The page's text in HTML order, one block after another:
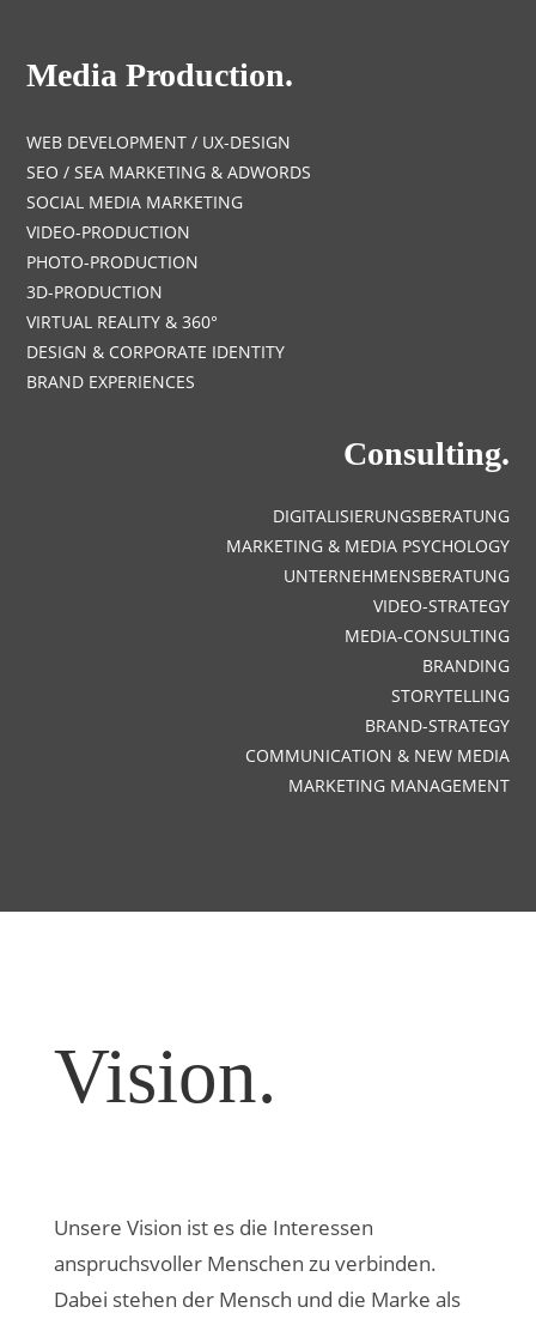
Media Production.
WEB DEVELOPMENT / UX-DESIGN
SEO / SEA MARKETING & ADWORDS
SOCIAL MEDIA MARKETING
VIDEO-PRODUCTION
PHOTO-PRODUCTION
3D-PRODUCTION
VIRTUAL REALITY & 360°
DESIGN & CORPORATE IDENTITY
BRAND EXPERIENCES
Consulting.
DIGITALISIERUNGSBERATUNG
MARKETING & MEDIA PSYCHOLOGY
UNTERNEHMENSBERATUNG
VIDEO-STRATEGY
MEDIA-CONSULTING
BRANDING
STORYTELLING
BRAND-STRATEGY
COMMUNICATION & NEW MEDIA
MARKETING MANAGEMENT
Vision.
Unsere Vision ist es die Interessen
anspruchsvoller Menschen zu verbinden.
Dabei stehen der Mensch und die Marke als